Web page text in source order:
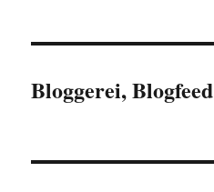
Bloggerei, Blogfeed